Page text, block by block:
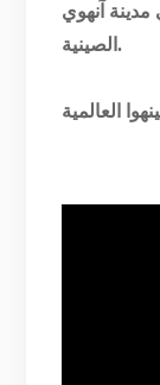
آنهوي
الصينية.